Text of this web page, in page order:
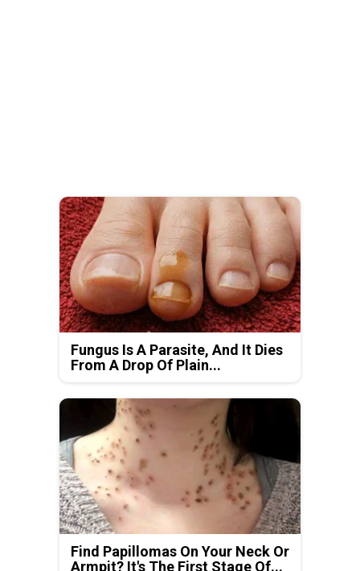
Fungus Is A Parasite, And It Dies
From A Drop Of Plain...
Find Papillomas On Your Neck Or
Armpit? It's The First Stage Of...